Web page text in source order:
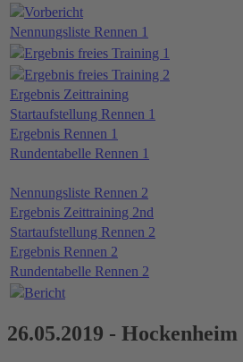
Vorbericht
Nennungsliste Rennen 1
Ergebnis freies Training 1
Ergebnis freies Training 2
Ergebnis Zeittraining
Startaufstellung Rennen 1
Ergebnis Rennen 1
Rundentabelle Rennen 1
Nennungsliste Rennen 2
Ergebnis Zeittraining 2nd
Startaufstellung Rennen 2
Ergebnis Rennen 2
Rundentabelle Rennen 2
Bericht
26.05.2019 - Hockenheim